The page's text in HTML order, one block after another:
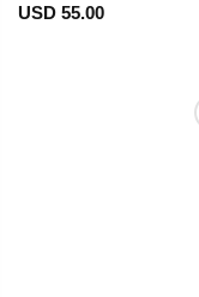
USD 55.00